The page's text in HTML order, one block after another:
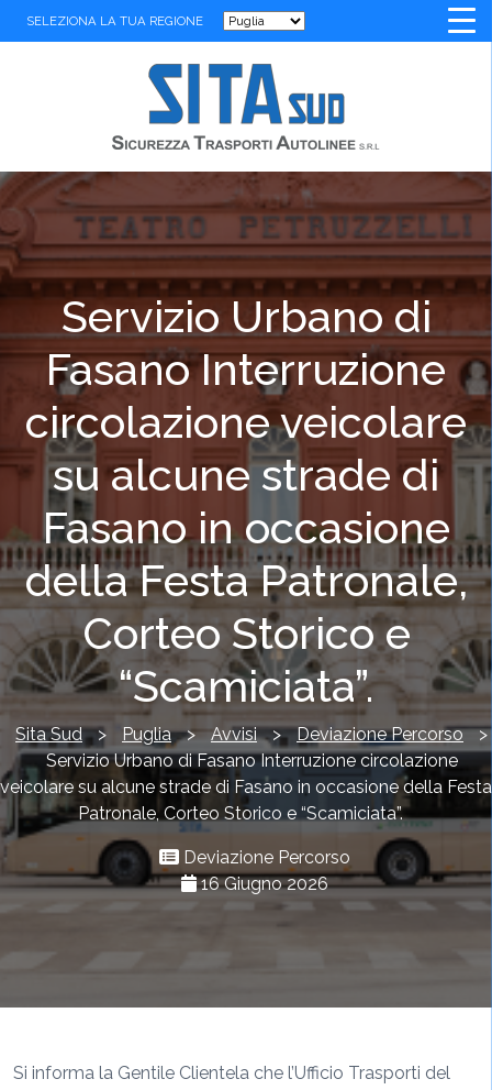
SELEZIONA LA TUA REGIONE
Servizio Urbano di
Fasano Interruzione
circolazione veicolare
su alcune strade di
Fasano in occasione
della Festa Patronale,
Corteo Storico e
“Scamiciata”.
Sita Sud > Puglia > Avvisi > Deviazione Percorso >
Servizio Urbano di Fasano Interruzione circolazione
veicolare su alcune strade di Fasano in occasione della Festa
Patronale, Corteo Storico e “Scamiciata”.
Deviazione Percorso
16 Giugno 2026
Si informa la Gentile Clientela che l’Ufficio Trasporti del